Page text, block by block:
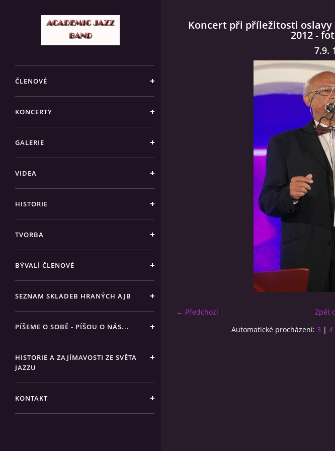
ČLENOVÉ
KONCERTY
GALERIE
VIDEA
HISTORIE
TVORBA
BÝVALÍ ČLENOVÉ
SEZNAM SKLADEB HRANÝCH AJB
PÍŠEME O SOBĚ - PÍŠOU O NÁS...
HISTORIE A ZAJÍMAVOSTI ZE SVĚTA
JAZZU
KONTAKT
Koncert při příležitosti oslavy
2012 -
7.9.
← Předchozí
Zpět
Automatické procházení: 3 | 4